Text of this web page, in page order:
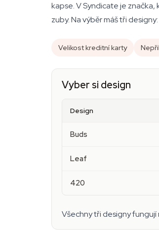
kapse. V Syndicate je
zuby. Na výběr máš tři
Velikost kreditní karty
Vyber si design
Design
Buds
Leaf
420
Všechny tři designy